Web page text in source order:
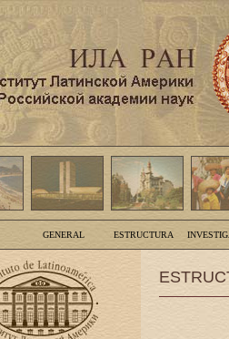
GENERAL ESTRUCTURA